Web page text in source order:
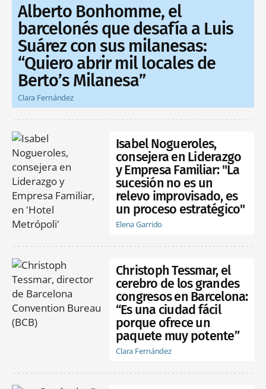
Alberto Bonhomme, el
barcelonés que desafía a Luis
Suárez con sus milanesas:
“Quiero abrir mil locales de
Berto’s Milanesa”
Clara Fernández
Isabel Nogueroles,
consejera en Liderazgo
y Empresa Familiar: "La
sucesión no es un
relevo improvisado, es
un proceso estratégico"
Elena Garrido
Christoph Tessmar, el
cerebro de los grandes
congresos en Barcelona:
“Es una ciudad fácil
porque ofrece un
paquete muy potente”
Clara Fernández